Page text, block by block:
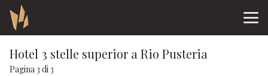
Hotel 3 stelle superior a Rio Pusteria
Pagina 3 di 3